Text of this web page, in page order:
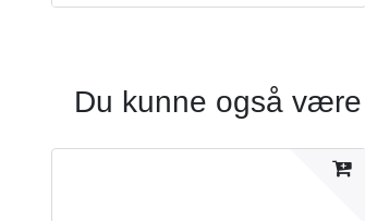
Du kunne også